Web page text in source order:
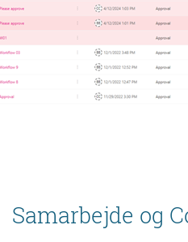
Samarbejde og